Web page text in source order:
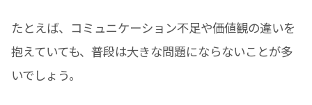
たとえば、コミュニケーション不足や価値観の違いを
抱えていても、普段は大きな問題にならないことが多
いでしょう。